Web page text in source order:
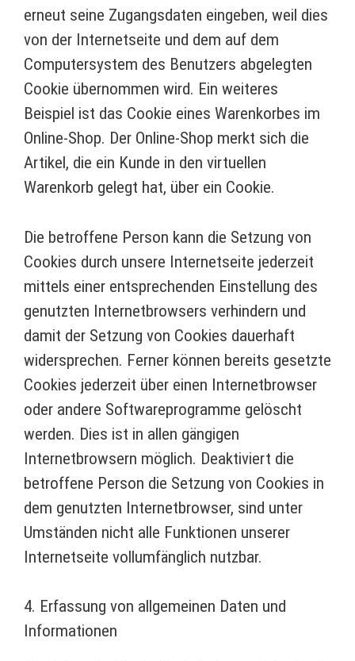
erneut seine Zugangsdaten eingeben, weil dies
von der Internetseite und dem auf dem
Computersystem des Benutzers abgelegten
Cookie übernommen wird. Ein weiteres
Beispiel ist das Cookie eines Warenkorbes im
Online-Shop. Der Online-Shop merkt sich die
Artikel, die ein Kunde in den virtuellen
Warenkorb gelegt hat, über ein Cookie.
Die betroffene Person kann die Setzung von
Cookies durch unsere Internetseite jederzeit
mittels einer entsprechenden Einstellung des
genutzten Internetbrowsers verhindern und
damit der Setzung von Cookies dauerhaft
widersprechen. Ferner können bereits gesetzte
Cookies jederzeit über einen Internetbrowser
oder andere Softwareprogramme gelöscht
werden. Dies ist in allen gängigen
Internetbrowsern möglich. Deaktiviert die
betroffene Person die Setzung von Cookies in
dem genutzten Internetbrowser, sind unter
Umständen nicht alle Funktionen unserer
Internetseite vollumfänglich nutzbar.
4. Erfassung von allgemeinen Daten und
Informationen